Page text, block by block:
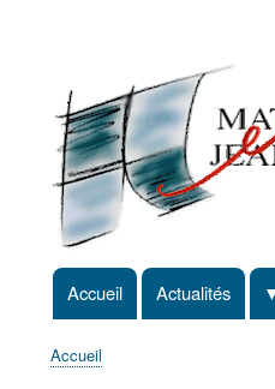
non
identifié
Navigation
principale
Accueil Actualités
Accueil